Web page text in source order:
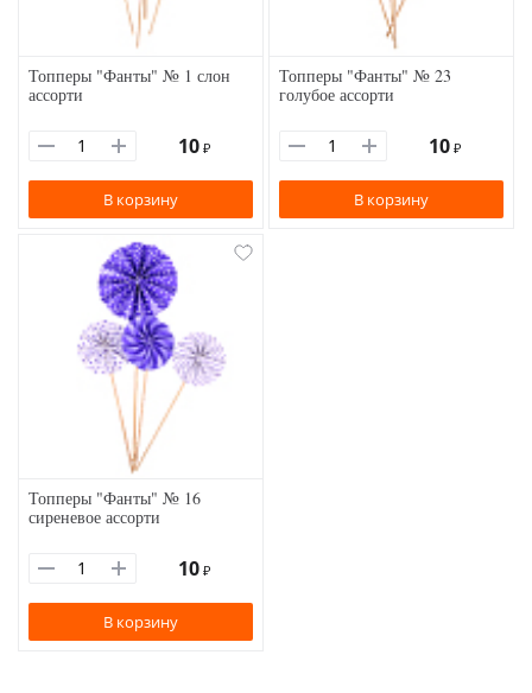
Топперы "Фанты" № 1 слон
ассорти
10 ₽
В корзину
Топперы "Фанты" № 23
голубое ассорти
10 ₽
В корзину
Топперы "Фанты" № 16
сиреневое ассорти
10 ₽
В корзину